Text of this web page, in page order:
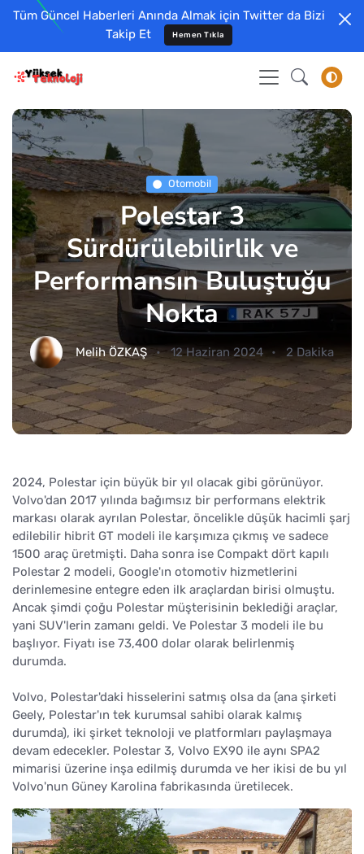
Tüm Güncel Haberleri Anında Almak için Twitter da Bizi
Takip Et
Hemen Tıkla
Otomobil
Polestar 3
Sürdürülebilirlik ve
Performansın Buluştuğu
Nokta
Melih ÖZKAŞ 12 Haziran 2024 2 Dakika
2024, Polestar için büyük bir yıl olacak gibi görünüyor.
Volvo'dan 2017 yılında bağımsız bir performans elektrik
markası olarak ayrılan Polestar, öncelikle düşük hacimli şarj
edilebilir hibrit GT modeli ile karşımıza çıkmış ve sadece
1500 araç üretmişti. Daha sonra ise Compakt dört kapılı
Polestar 2 modeli, Google'ın otomotiv hizmetlerini
derinlemesine entegre eden ilk araçlardan birisi olmuştu.
Ancak şimdi çoğu Polestar müşterisinin beklediği araçlar,
yani SUV'lerin zamanı geldi. Ve Polestar 3 modeli ile bu
başlıyor. Fiyatı ise 73,400 dolar olarak belirlenmiş
durumda.
Volvo, Polestar'daki hisselerini satmış olsa da (ana şirketi
Geely, Polestar'ın tek kurumsal sahibi olarak kalmış
durumda), iki şirket teknoloji ve platformları paylaşmaya
devam edecekler. Polestar 3, Volvo EX90 ile aynı SPA2
mimarisi üzerine inşa edilmiş durumda ve her ikisi de bu yıl
Volvo'nun Güney Karolina fabrikasında üretilecek.